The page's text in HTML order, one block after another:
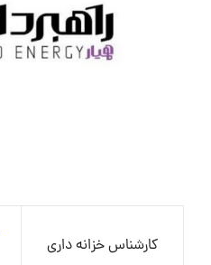
کارشناس خزانه داری